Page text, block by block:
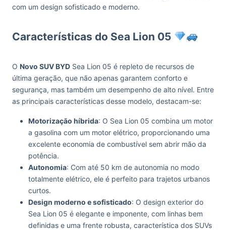
com um design sofisticado e moderno.
Características do Sea Lion 05
O Novo SUV BYD Sea Lion 05 é repleto de recursos de
última geração, que não apenas garantem conforto e
segurança, mas também um desempenho de alto nível. Entre
as principais características desse modelo, destacam-se:
Motorização híbrida: O Sea Lion 05 combina um motor
a gasolina com um motor elétrico, proporcionando uma
excelente economia de combustível sem abrir mão da
potência.
Autonomia: Com até 50 km de autonomia no modo
totalmente elétrico, ele é perfeito para trajetos urbanos
curtos.
Design moderno e sofisticado: O design exterior do
Sea Lion 05 é elegante e imponente, com linhas bem
definidas e uma frente robusta, característica dos SUVs